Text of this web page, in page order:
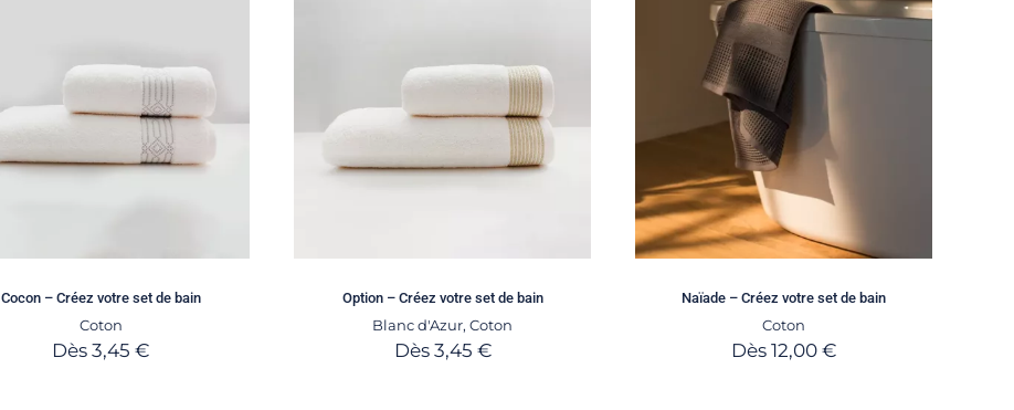
Cocon – Créez votre set de bain
Coton
Dès3,45€
Option – Créez votre set de bain
Blanc d'Azur,Coton
Dès 3,45 €
Naïade – Créez votre set de bain
Coton
Dès12,00€